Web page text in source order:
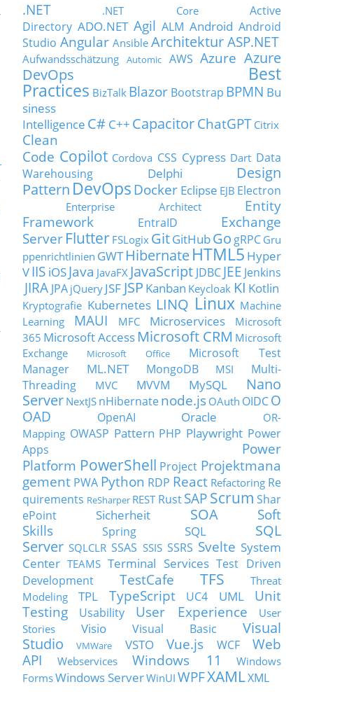
.NET .NET Core
Active
Directory ADO.NET Agil ALM Android Android
Studio Angular Ansible Architektur ASP.NET
Aufwandsschätzung Automic AWS Azure Azure
DevOps
Best
Practices BizTalk Blazor Bootstrap BPMN Bu
siness
Intelligence C# C++ Capacitor ChatGPT Citrix
Clean
Code Copilot Cordova CSS Cypress Dart Data
Warehousing
Delphi
Design
Pattern DevOps Docker Eclipse EJB Electron
Enterprise Architect
Entity
Framework
EntraID
Exchange
Server Flutter FSLogix GitGitHubGo gRPC Gru
ppenrichtlinien GWT HibernateHTML5 Hyper
VIIS iOSJava JavaFX JavaScript JDBC JEE Jenkins
JIRA JPA jQuery JSF JSP Kanban Keycloak KI Kotlin
Kryptografie Kubernetes LINQ Linux Machine
Learning
MAUI MFC Microservices
Microsoft
365 Microsoft Access Microsoft CRM Microsoft
Exchange
Microsoft Office
Microsoft Test
Manager
ML.NET MongoDB MSI
Multi-
Threading
MVC MVVM MySQL
Nano
Server NextJS nHibernatenode.js OAuth OIDCO
OAD
OpenAI Oracle
OR-
Mapping OWASP Pattern PHP Playwright Power
Apps
Power
Platform PowerShell Project Projektmana
gement PWA Python RDP React Refactoring Re
quirements ReSharper REST Rust SAP Scrum Shar
ePoint
Sicherheit SOA
Soft
Skills
Spring SQL
SQL
Server SQLCLR SSAS SSIS SSRS Svelte System
Center TEAMS Terminal Services Test Driven
Development
TestCafe TFS
Threat
Modeling
TPL TypeScript UC4 UML
Unit
Testing
Usability User Experience
User
Stories
Visio Visual Basic
Visual
Studio
VMWare VSTO Vue.js WCF
Web
API
Webservices Windows 11
Windows
FormsWindows ServerWinUI WPFXAMLXML